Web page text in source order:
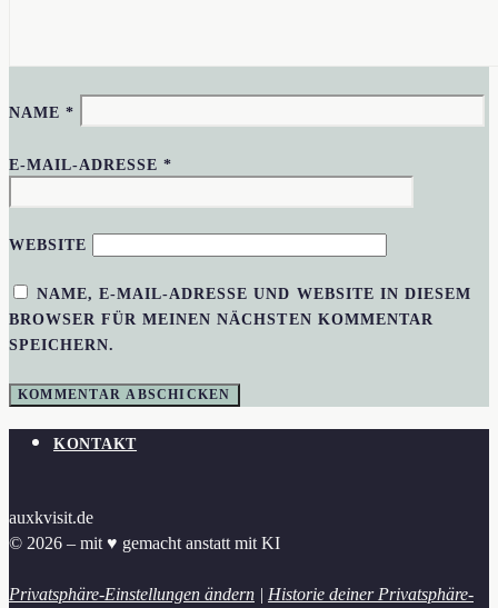
NAME*
E-MAIL-ADRESSE*
WEBSITE
NAME, E-MAIL-ADRESSE UND WEBSITE IN DIESEM
BROWSER FÜR MEINEN NÄCHSTEN KOMMENTAR
SPEICHERN.
KONTAKT
auxkvisit.de
© 2026 – mit ♥︎ gemacht anstatt mit KI
Privatsphäre-Einstellungen ändern | Historie deiner Privatsphäre-